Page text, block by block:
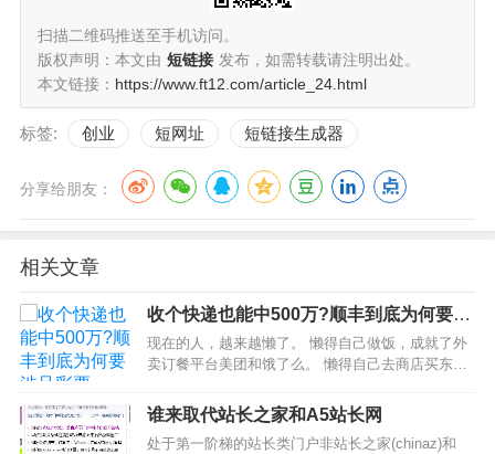
扫描二维码推送至手机访问。
版权声明：本文由 短链接 发布，如需转载请注明出处。
本文链接： https://www.ft12.com/article_24.html
标签: 创业 短网址 短链接生成器
分享给朋友：
相关文章
收个快递也能中500万?顺丰到底为何要涉
足彩票
现在的人，越来越懒了。 懒得自己做饭，成就了外
卖订餐平台美团和饿了么。 懒得自己去商店买东
括一大批提供服务的快递公司。 而如今，快递公司
顺丰还打算让人懒得去线下体彩店买彩票，选择联
手国家体彩…
谁来取代站长之家和A5站长网
处于第一阶梯的站长类门户非站长之家(chinaz)和